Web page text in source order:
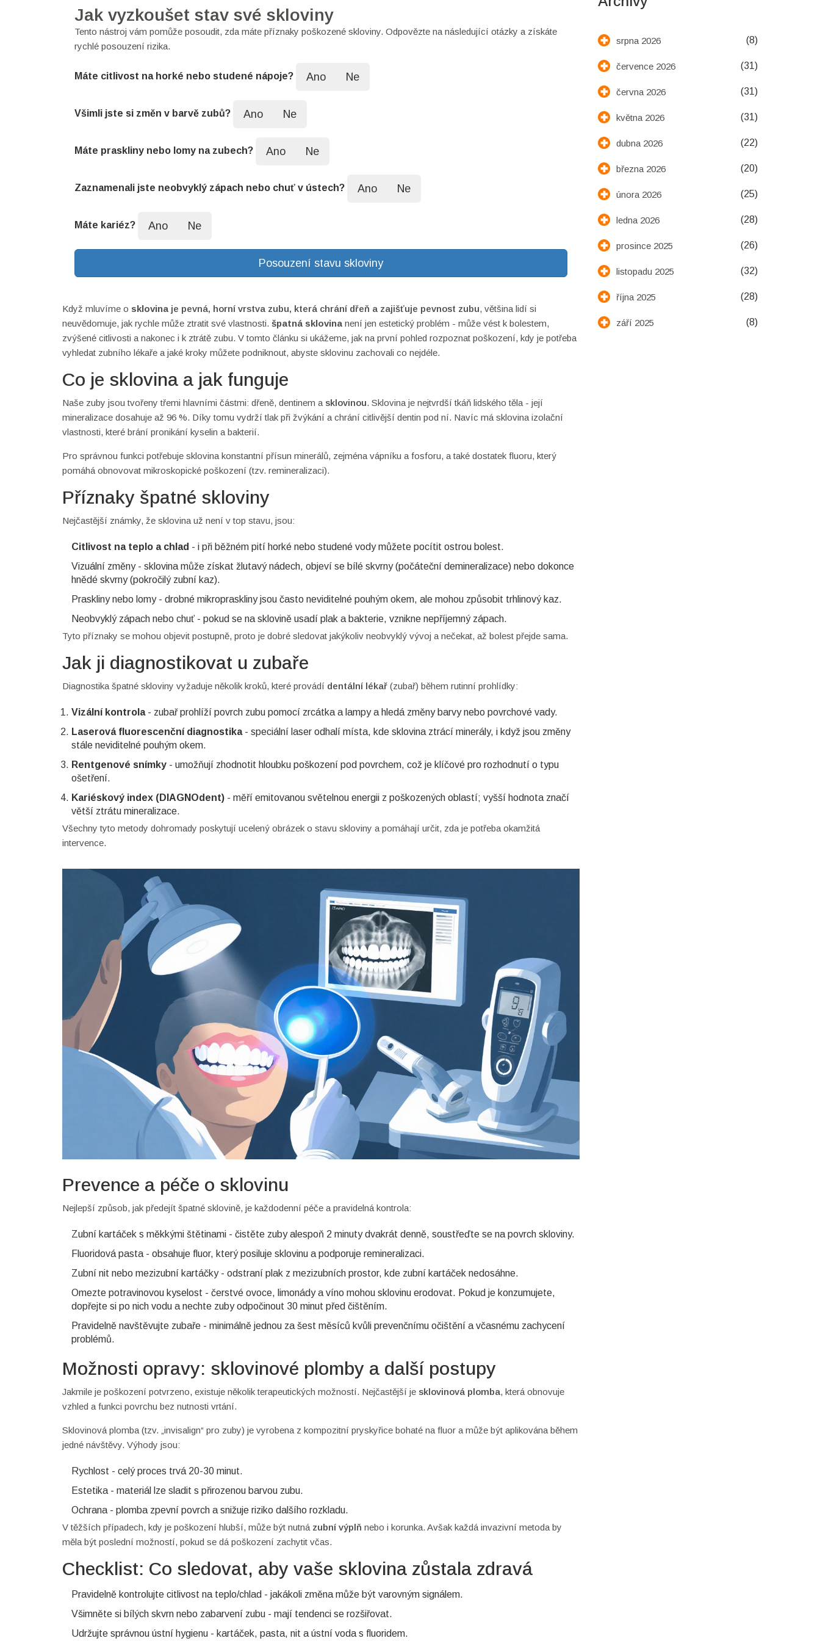
Jak vyzkoušet stav své skloviny
Tento nástroj vám pomůže posoudit, zda máte příznaky poškozené skloviny. Odpovězte na následující otázky a získáte
rychlé posouzení rizika.
Máte citlivost na horké nebo studené nápoje? Ano Ne
Všimli jste si změn v barvě zubů? Ano Ne
Máte praskliny nebo lomy na zubech? Ano Ne
Zaznamenali jste neobvyklý zápach nebo chuť v ústech? Ano Ne
Máte kariéz? Ano Ne
Posouzení stavu skloviny
Když mluvíme o sklovina je pevná, horní vrstva zubu, která chrání dřeň a zajišťuje pevnost zubu, většina lidí si
neuvědomuje, jak rychle může ztratit své vlastnosti. špatná sklovina není jen estetický problém - může vést k bolestem,
zvýšené citlivosti a nakonec i k ztrátě zubu. V tomto článku si ukážeme, jak na první pohled rozpoznat poškození, kdy je potřeba
vyhledat zubního lékaře a jaké kroky můžete podniknout, abyste sklovinu zachovali co nejdéle.
Co je sklovina a jak funguje
Naše zuby jsou tvořeny třemi hlavními částmi: dřeně, dentinem a sklovinou. Sklovina je nejtvrdší tkáň lidského těla - její
mineralizace dosahuje až 96 %. Díky tomu vydrží tlak při žvýkání a chrání citlivější dentin pod ní. Navíc má sklovina izolační
vlastnosti, které brání pronikání kyselin a bakterií.
Pro správnou funkci potřebuje sklovina konstantní přísun minerálů, zejména vápníku a fosforu, a také dostatek fluoru, který
pomáhá obnovovat mikroskopické poškození (tzv. remineralizaci).
Příznaky špatné skloviny
Nejčastější známky, že sklovina už není v top stavu, jsou:
Citlivost na teplo a chlad - i při běžném pití horké nebo studené vody můžete pocítit ostrou bolest.
Vizuální změny - sklovina může získat žlutavý nádech, objeví se bílé skvrny (počáteční demineralizace) nebo dokonce
hnědé skvrny (pokročilý zubní kaz).
Praskliny nebo lomy - drobné mikropraskliny jsou často neviditelné pouhým okem, ale mohou způsobit trhlinový kaz.
Neobvyklý zápach nebo chuť - pokud se na sklovině usadí plak a bakterie, vznikne nepříjemný zápach.
Tyto příznaky se mohou objevit postupně, proto je dobré sledovat jakýkoliv neobvyklý vývoj a nečekat, až bolest přejde sama.
Jak ji diagnostikovat u zubaře
Diagnostika špatné skloviny vyžaduje několik kroků, které provádí dentální lékař (zubař) během rutinní prohlídky:
Vizální kontrola- zubař prohlíží povrch zubu pomocí zrcátka a lampy a hledá změny barvy nebo povrchové vady.
Laserová fluorescenční diagnostika- speciální laser odhalí místa, kde sklovina ztrácí minerály, i když jsou změny
stále neviditelné pouhým okem.
Rentgenové snímky - umožňují zhodnotit hloubku poškození pod povrchem, což je klíčové pro rozhodnutí o typu
ošetření.
Kariéskový index (DIAGNOdent) - měří emitovanou světelnou energii z poškozených oblastí; vyšší hodnota značí
větší ztrátu mineralizace.
Všechny tyto metody dohromady poskytují ucelený obrázek o stavu skloviny a pomáhají určit, zda je potřeba okamžitá
intervence.
Prevence a péče o sklovinu
Nejlepší způsob, jak předejít špatné sklovině, je každodenní péče a pravidelná kontrola:
Zubní kartáček s měkkými štětinami - čistěte zuby alespoň 2 minuty dvakrát denně, soustřeďte se na povrch skloviny.
Fluoridová pasta- obsahuje fluor, který posiluje sklovinu a podporuje remineralizaci.
Zubní nit nebo mezizubní kartáčky - odstraní plak z mezizubních prostor, kde zubní kartáček nedosáhne.
Omezte potravinovou kyselost - čerstvé ovoce, limonády a víno mohou sklovinu erodovat. Pokud je konzumujete,
dopřejte si po nich vodu a nechte zuby odpočinout 30 minut před čištěním.
Pravidelně navštěvujte zubaře - minimálně jednou za šest měsíců kvůli prevenčnímu očištění a včasnému zachycení
problémů.
Možnosti opravy: sklovinové plomby a další postupy
Jakmile je poškození potvrzeno, existuje několik terapeutických možností. Nejčastější je sklovinová plomba, která obnovuje
vzhled a funkci povrchu bez nutnosti vrtání.
Sklovinová plomba (tzv. „invisalign“ pro zuby) je vyrobena z kompozitní pryskyřice bohaté na fluor a může být aplikována během
jedné návštěvy. Výhody jsou:
Rychlost - celý proces trvá 20-30 minut.
Estetika - materiál lze sladit s přirozenou barvou zubu.
Ochrana - plomba zpevní povrch a snižuje riziko dalšího rozkladu.
V těžších případech, kdy je poškození hlubší, může být nutná zubní výplň nebo i korunka. Avšak každá invazivní metoda by
měla být poslední možností, pokud se dá poškození zachytit včas.
Checklist: Co sledovat, aby vaše sklovina zůstala zdravá
Pravidelně kontrolujte citlivost na teplo/chlad - jakákoli změna může být varovným signálem.
Všimněte si bílých skvrn nebo zabarvení zubu - mají tendenci se rozšiřovat.
Udržujte správnou ústní hygienu - kartáček, pasta, nit a ústní voda s fluoridem.
srpna 2026 (8)
července 2026 (31)
června 2026 (31)
května 2026 (31)
dubna 2026 (22)
března 2026 (20)
února 2026 (25)
ledna 2026 (28)
prosince 2025 (26)
listopadu 2025 (32)
října 2025 (28)
září 2025 (8)